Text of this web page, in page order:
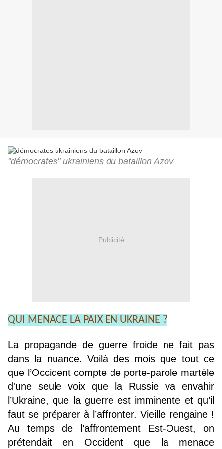
"démocrates" ukrainiens du bataillon Azov
Publicité
QUI MENACE LA PAIX EN UKRAINE ?
La propagande de guerre froide ne fait pas
dans la nuance. Voilà des mois que tout ce
que l’Occident compte de porte-parole martèle
d'une seule voix que la Russie va envahir
l’Ukraine, que la guerre est imminente et qu’il
faut se préparer à l’affronter. Vieille rengaine !
Au temps de l’affrontement Est-Ouest, on
prétendait en Occident que la menace